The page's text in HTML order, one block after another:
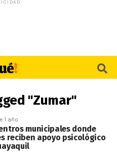
"Zumar"
1 año
municipales donde
reciben apoyo psicológico